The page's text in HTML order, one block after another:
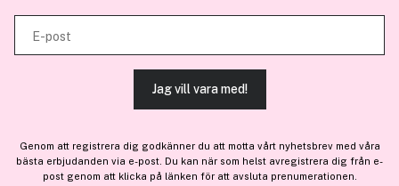
tillhandahållit eller som de har samlat in när du har använt deras
tjänster.
TILLÅT ALLA COOKIES
VISA DETALJER
En del avBrandsdal Group AS
E-post
Jag vill vara med!
Genom att registrera dig godkänner du att motta vårt nyhetsbrev med våra
bästa erbjudanden via e-post. Du kan när som helst avregistrera dig från e-
post genom att klicka på länken för att avsluta prenumerationen.